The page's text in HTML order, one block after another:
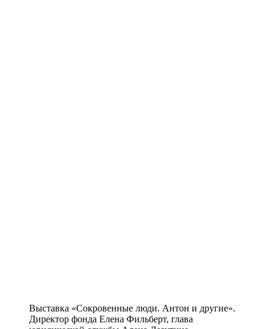
Выставка «Сокровенные люди. Антон и другие».
Директор фонда Елена Фильберт, глава